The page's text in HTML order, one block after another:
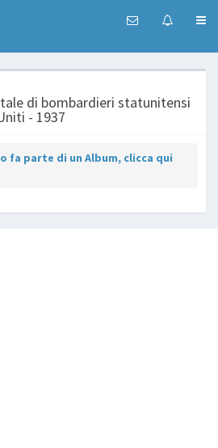
di bombardieri statunitensi
- 1937
fa parte di un Album, clicca qui